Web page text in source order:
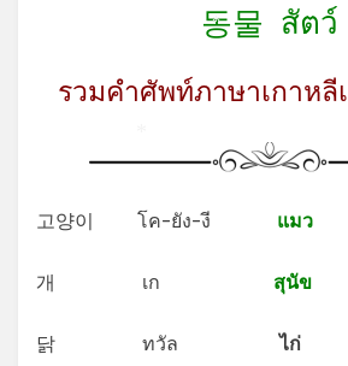
동물 สัตว์
รวมคำศัพท์ภาษาเกาหลี
고양이 โค-ยัง-งี แมว
개 เก สุนัข
닭 ทวัลไก่
*